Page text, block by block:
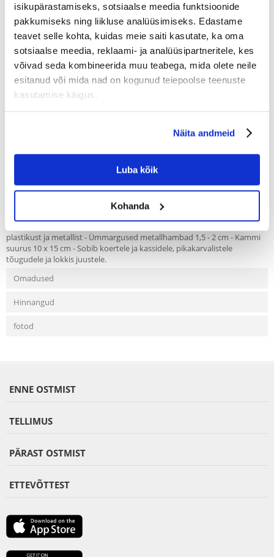
isikupärastamiseks, sotsiaalse meedia funktsioonide
pakkumiseks ning liikluse analüüsimiseks. Edastame
teavet selle kohta, kuidas meie saiti kasutate, ka oma
sotsiaalse meedia, reklaami- ja analüüsipartneritele, kes
võivad seda kombineerida muu teabega, mida olete neile
esitanud või mida nad on kogunud teiepoolse teenuste
kasutamise käigus.
Näita andmeid
Luba kõik
Kohanda
Trixie dviejų eilių metalinės šukos-grėbliai
ilgaplaukiams šunims
Producent:TRIXIE KOOD: 6405
€8.10
Kirjeldus
plastikust ja metallist - Ümmargused metallhambad 1,5 - 2 cm - Kammi
suurus 10 x 15 cm - Sobib koertele ja kassidele, pikakarvalistele
tõugudele ja lokkis juustele.
Omadused
Hinnangud
fotod
ENNE OSTMIST
TELLIMUS
PÄRAST OSTMIST
ETTEVÕTTEST